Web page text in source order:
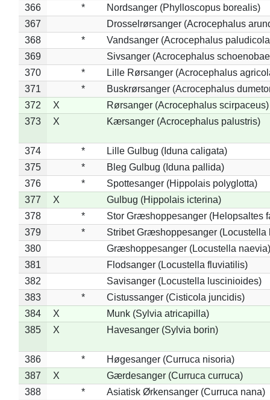
366
*
Nordsanger (Phylloscopus borealis)
367
Drosselrørsanger (Acrocephalus
368
*
Vandsanger (Acrocephalus
369
Sivsanger (Acrocephalus
370
*
Lille Rørsanger (Acrocephalus
371
*
Buskrørsanger (Acrocephalus
372
X
Rørsanger (Acrocephalus scirpaceus)
373
X Kærsanger (Acrocephalus palustris)
374 *
Lille Gulbug (Iduna caligata)
375
*
Bleg Gulbug (Iduna pallida)
376
*
Spottesanger (Hippolais polyglotta)
377
X
Gulbug (Hippolais icterina)
378
*
Stor Græshoppesanger (Helopsaltes
379
*
Stribet Græshoppesanger (Locustella
380
Græshoppesanger (Locustella naevia)
381
Flodsanger (Locustella fluviatilis)
382
Savisanger (Locustella luscinioides)
383
*
Cistussanger (Cisticola juncidis)
384
X
Munk (Sylvia atricapilla)
385
X Havesanger (Sylvia borin)
386 *
Høgesanger (Curruca nisoria)
387
X
Gærdesanger (Curruca curruca)
388
*
Asiatisk Ørkensanger (Curruca nana)